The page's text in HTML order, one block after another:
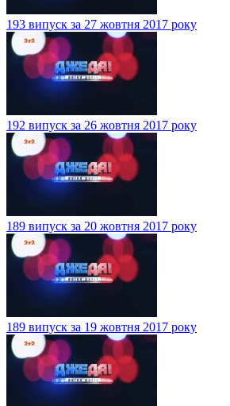
193 випуск за 27 жовтня 2017 року
192 випуск за 26 жовтня 2017 року
189 випуск за 20 жовтня 2017 року
189 випуск за 19 жовтня 2017 року